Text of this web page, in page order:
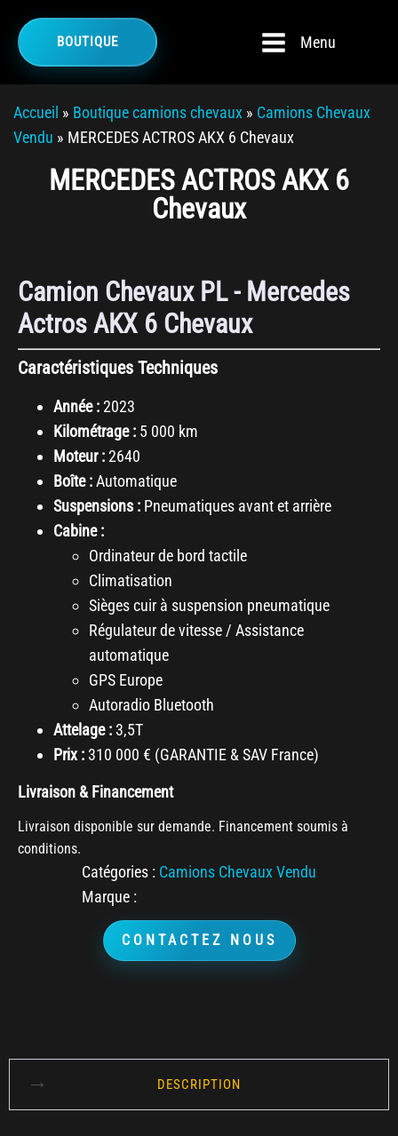
BOUTIQUE Menu
Accueil » Boutique camions chevaux » Camions Chevaux
Vendu » MERCEDES ACTROS AKX 6 Chevaux
MERCEDES ACTROS AKX 6
Chevaux
Camion Chevaux PL - Mercedes
Actros AKX 6 Chevaux
Caractéristiques Techniques
Année :2023
Kilométrage : 5 000 km
Moteur :2640
Boîte :Automatique
Suspensions : Pneumatiques avant et arrière
Cabine :
Ordinateur de bord tactile
Climatisation
Sièges cuir à suspension pneumatique
Régulateur de vitesse / Assistance
automatique
GPS Europe
Autoradio Bluetooth
Attelage : 3,5T
Prix : 310 000 € (GARANTIE & SAV France)
Livraison & Financement
Livraison disponible sur demande. Financement soumis à
conditions.
Catégories : Camions Chevaux Vendu
Marque :
CONTACTEZ NOUS
DESCRIPTION